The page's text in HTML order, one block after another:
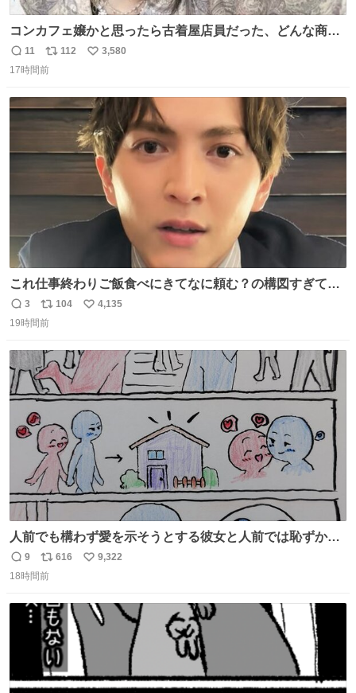
コンカフェ嬢かと思ったら古着屋店員だった、どんな商
売？
返
信
11
リ
ポ
ト
数
112
い
数
3,580
17時間前
これ仕事終わりご飯食べにきてなに頼む？の構図すぎて…
😭
返
信
3
リ
ポ
ト
数
104
い
数
4,135
19時間前
人前でも構わず愛を示そうとする彼女と人前では恥ずかし
いけど彼女を死ぬほど愛している彼氏 同士いませんか✋️
返
信
9
リ
ポ
ト
数
616
い
数
9,322
18時間前